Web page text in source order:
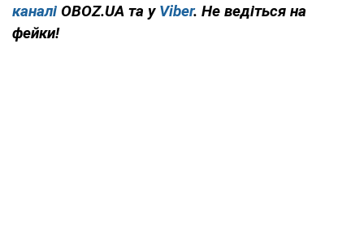
каналі OBOZ.UA та у Viber. Не ведіться на
фейки!